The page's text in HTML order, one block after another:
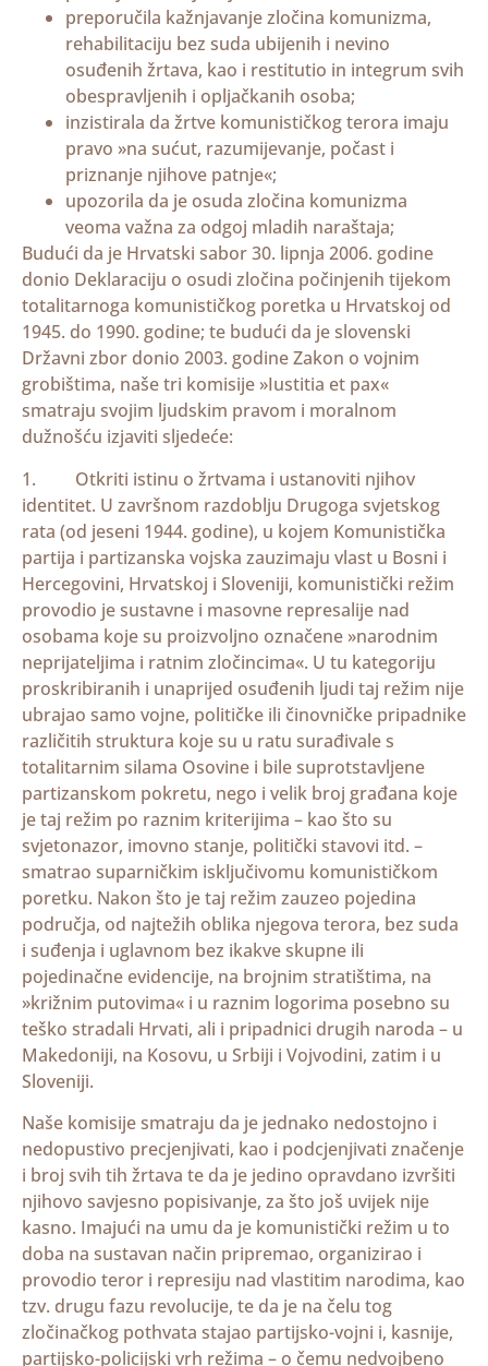
preporučila kažnjavanje zločina komunizma,
rehabilitaciju bez suda ubijenih i nevino
osuđenih žrtava, kao i restitutio in integrum svih
obespravljenih i opljačkanih osoba;
inzistirala da žrtve komunističkog terora imaju
pravo »na sućut, razumijevanje, počast i
priznanje njihove patnje«;
upozorila da je osuda zločina komunizma
veoma važna za odgoj mladih naraštaja;
Budući da je Hrvatski sabor 30. lipnja 2006. godine
donio Deklaraciju o osudi zločina počinjenih tijekom
totalitarnoga komunističkog poretka u Hrvatskoj od
1945. do 1990. godine; te budući da je slovenski
Državni zbor donio 2003. godine Zakon o vojnim
grobištima, naše tri komisije »Iustitia et pax«
smatraju svojim ljudskim pravom i moralnom
dužnošću izjaviti sljedeće:
1. Otkriti istinu o žrtvama i ustanoviti njihov
identitet. U završnom razdoblju Drugoga svjetskog
rata (od jeseni 1944. godine), u kojem Komunistička
partija i partizanska vojska zauzimaju vlast u Bosni i
Hercegovini, Hrvatskoj i Sloveniji, komunistički režim
provodio je sustavne i masovne represalije nad
osobama koje su proizvoljno označene »narodnim
neprijateljima i ratnim zločincima«. U tu kategoriju
proskribiranih i unaprijed osuđenih ljudi taj režim nije
ubrajao samo vojne, političke ili činovničke pripadnike
različitih struktura koje su u ratu surađivale s
totalitarnim silama Osovine i bile suprotstavljene
partizanskom pokretu, nego i velik broj građana koje
je taj režim po raznim kriterijima – kao što su
svjetonazor, imovno stanje, politički stavovi itd. –
smatrao suparničkim isključivomu komunističkom
poretku. Nakon što je taj režim zauzeo pojedina
područja, od najtežih oblika njegova terora, bez suda
i suđenja i uglavnom bez ikakve skupne ili
pojedinačne evidencije, na brojnim stratištima, na
»križnim putovima« i u raznim logorima posebno su
teško stradali Hrvati, ali i pripadnici drugih naroda – u
Makedoniji, na Kosovu, u Srbiji i Vojvodini, zatim i u
Sloveniji.
Naše komisije smatraju da je jednako nedostojno i
nedopustivo precjenjivati, kao i podcjenjivati značenje
i broj svih tih žrtava te da je jedino opravdano izvršiti
njihovo savjesno popisivanje, za što još uvijek nije
kasno. Imajući na umu da je komunistički režim u to
doba na sustavan način pripremao, organizirao i
provodio teror i represiju nad vlastitim narodima, kao
tzv. drugu fazu revolucije, te da je na čelu tog
zločinačkog pothvata stajao partijsko-vojni i, kasnije,
partijsko-policijski vrh režima – o čemu nedvojbeno